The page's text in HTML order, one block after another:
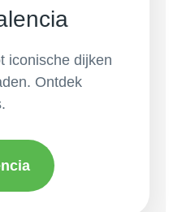
iconische dijken
Ontdek